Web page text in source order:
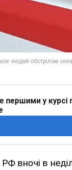
першими у курсі
РФ вночі в